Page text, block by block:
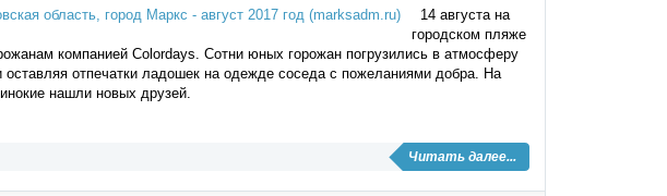
14 августа на
городском пляже
компанией Colordays. Сотни юных горожан погрузились в атмосферу
оставляя отпечатки ладошек на одежде соседа с пожеланиями добра. На
нашли новых друзей.
Читать далее...